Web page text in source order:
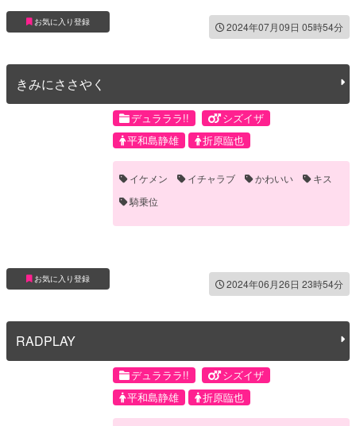
お気に入り登録 2024年07月09日 05時54分
きみにささやく
お気に入り登録
デュラララ!!
シズイザ
平和島静雄
折原臨也
イケメン イチャラブ かわいい
キス
騎乗位
2024年06月26日 23時54分
RADPLAY
デュラララ!!
シズイザ
平和島静雄
折原臨也